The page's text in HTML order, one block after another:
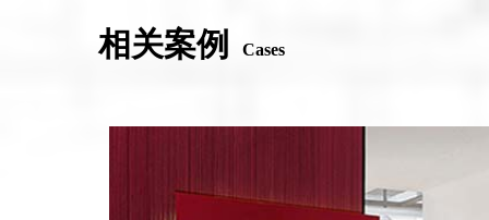
相关案例 Cases